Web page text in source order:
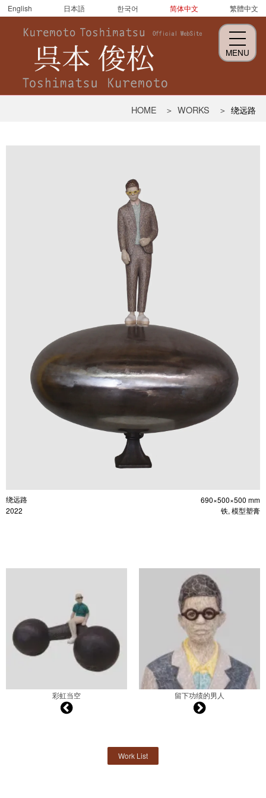
MENU
English 日本語 한국어 简体中文 繁體中文
俊
HOME WORKS 绕远路
绕远路
690×500×500 mm
2022
铁, 模型塑膏
彩虹当空 留下功绩的男人
Work List